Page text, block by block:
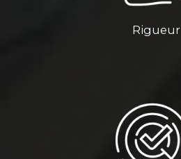
Rigueur